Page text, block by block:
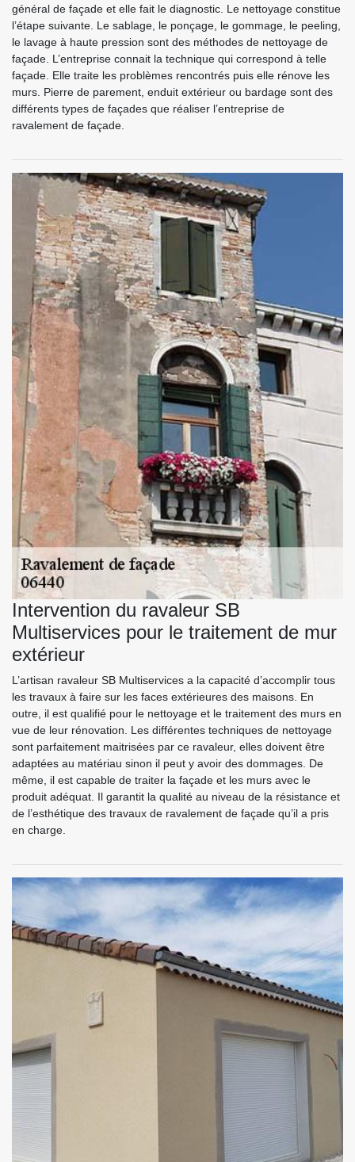
général de façade et elle fait le diagnostic. Le nettoyage constitue
l’étape suivante. Le sablage, le ponçage, le gommage, le peeling,
le lavage à haute pression sont des méthodes de nettoyage de
façade. L’entreprise connait la technique qui correspond à telle
façade. Elle traite les problèmes rencontrés puis elle rénove les
murs. Pierre de parement, enduit extérieur ou bardage sont des
différents types de façades que réaliser l’entreprise de
ravalement de façade.
Intervention du ravaleur SB
Multiservices pour le traitement de mur
extérieur
L’artisan ravaleur SB Multiservices a la capacité d’accomplir tous
les travaux à faire sur les faces extérieures des maisons. En
outre, il est qualifié pour le nettoyage et le traitement des murs en
vue de leur rénovation. Les différentes techniques de nettoyage
sont parfaitement maitrisées par ce ravaleur, elles doivent être
adaptées au matériau sinon il peut y avoir des dommages. De
même, il est capable de traiter la façade et les murs avec le
produit adéquat. Il garantit la qualité au niveau de la résistance et
de l’esthétique des travaux de ravalement de façade qu’il a pris
en charge.